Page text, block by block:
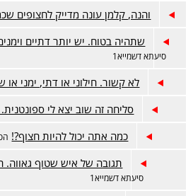
והנה, קלמן עונה מדייק לחצופים
שתהיה בטוח. יש יותר דתיים
סיעתא דשמייא1
לא קשור. חילוני או דתי, ימני
סליחה זה שוב יצא לי
כמה אתה יכול להיות חצוף?!
תגובה של איש שטוף
סיעתא דשמייא1